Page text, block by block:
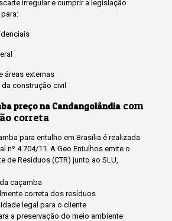
irregular e cumprir a legislação
áreas externas
construção civil
preço na Candangolândia com
correta
para entulho em Brasília é realizada
nº 4.704/11. A Geo Entulhos emite o
de Resíduos (CTR) junto ao SLU,
caçamba
correta dos resíduos
legal para o cliente
a preservação do meio ambiente